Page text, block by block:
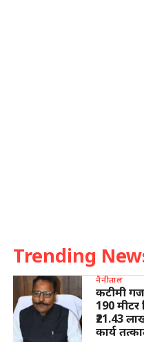
Trending
नैनीताल
कटीमी
190 मीटर
₹21.43
कार्य